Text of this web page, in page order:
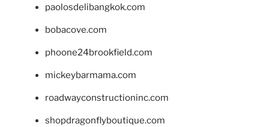
paolosdelibangkok.com
bobacove.com
phoone24brookfield.com
mickeybarmama.com
roadwayconstructioninc.com
shopdragonflyboutique.com